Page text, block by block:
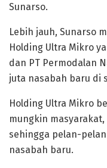
Sunarso.
Lebih jauh, Sunarso
Holding Ultra Mikro
dan PT Permodalan
juta nasabah baru di
Holding Ultra Mikro
mungkin
sehingga pelan-
nasabah baru.